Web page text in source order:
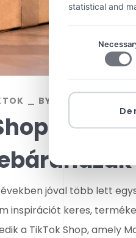
BY EXALINE
jóval több lett
inspirációt keres,
a TikTok Shop, amely
statistical and